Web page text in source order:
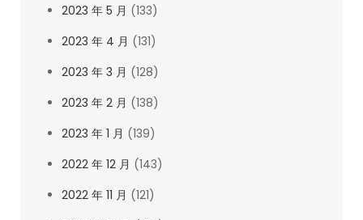
2023 年 5 月 (133)
2023 年 4 月 (131)
2023 年 3 月 (128)
2023 年 2 月 (138)
2023 年 1 月 (139)
2022 年 12 月 (143)
2022 年 11 月 (121)